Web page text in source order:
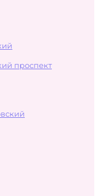
проспект